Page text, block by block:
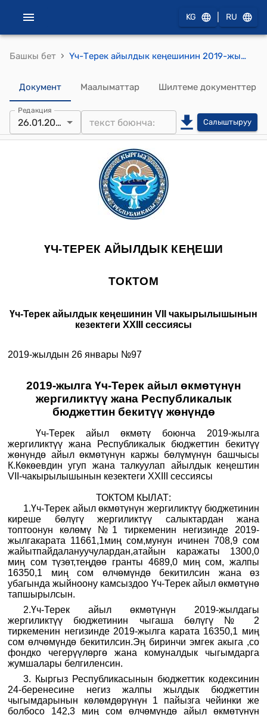
KG RU
Башкы бет › Үч-Терек айылдык кеңешинин 2019-жылдын 26-январындагы №97 "Үч-Терек айыл өкмөтүнүн жергиликтүү жана Республикалык бюджеттин бекитүү жөнүндө" токтому
Документ Маалыматтар Шилтеме документтер
Редакция
26.01.2019 Салыштыруу